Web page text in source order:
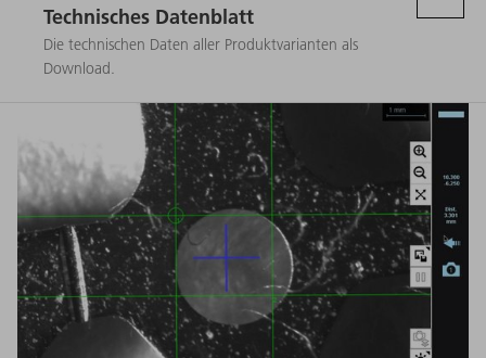
Technisches Datenblatt
Die technischen Daten aller Produktvarianten als
Download.